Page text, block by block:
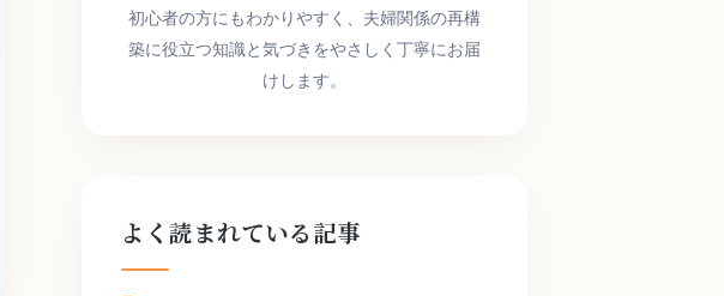
初心者の方にもわかりやすく、夫婦関係の再構
築に役立つ知識と気づきをやさしく丁寧にお届
けします。
よく読まれている記事